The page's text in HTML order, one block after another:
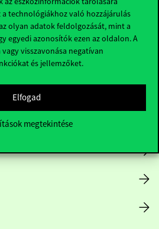
a technológiákhoz való hozzájárulás
olyan adatok feldolgozását, mint a
egyedi azonosítók ezen az oldalon. A
visszavonása negatívan
és jellemzőket.
Elfogad
megtekintése